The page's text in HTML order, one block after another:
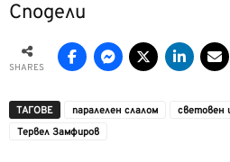
Сподели
SHARES
ТАГОВЕ паралелен слалом световен
Тервел Замфиров